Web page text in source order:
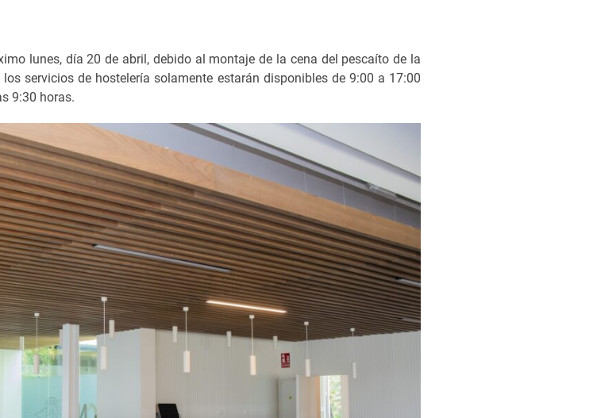
lunes, día 20 de abril, debido al montaje de la cena del pescaíto de la
servicios de hostelería solamente estarán disponibles de 9:00 a 17:00
9:30 horas.